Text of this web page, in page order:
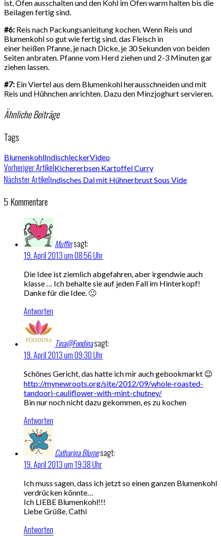
ist, Ofen ausschalten und den Kohl im Ofen warm halten bis die
Beilagen fertig sind.
#6: Reis nach Packungsanleitung kochen. Wenn Reis und
Blumenkohl so gut wie fertig sind, das Fleisch in
einer heißen Pfanne, je nach Dicke, je 30 Sekunden von beiden
Seiten anbraten. Pfanne vom Herd ziehen und 2-3 Minuten gar
ziehen lassen.
#7: Ein Viertel aus dem Blumenkohl herausschneiden und mit
Reis und Hühnchen anrichten. Dazu den Minzjoghurt servieren.
Ähnliche Beiträge
Tags
BlumenkohlIndischleckerVideo
Vorheriger ArtikelKichererbsen Kartoffel Curry
Nächster ArtikelIndisches Dal mit Hühnerbrust Sous Vide
5 Kommentare
Muffinsagt:
19. April 2013 um 08:56 Uhr
Die Idee ist ziemlich abgefahren, aber irgendwie auch
klasse … Ich behalte sie auf jeden Fall im Hinterkopf!
Danke für die Idee. 🙂
Antworten
Tina@Foodinasagt:
19. April 2013 um 09:30 Uhr
Schönes Gericht, das hatte ich mir auch gebookmarkt 😉
http://mynewroots.org/site/2012/09/whole-roasted-
tandoori-cauliflower-with-mint-chutney/
Bin nur noch nicht dazu gekommen, es zu kochen
Antworten
Catharina Blumesagt:
19. April 2013 um 19:38 Uhr
Ich muss sagen, dass ich jetzt so einen ganzen Blumenkohl
verdrücken könnte…
Ich LIEBE Blumenkohl!!!
Liebe Grüße, Cathi
Antworten